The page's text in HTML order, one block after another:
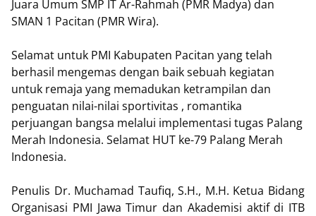
Juara Umum SMP IT Ar-Rahmah (PMR Madya) dan
SMAN 1 Pacitan (PMR Wira).
Selamat untuk PMI Kabupaten Pacitan yang telah
berhasil mengemas dengan baik sebuah kegiatan
untuk remaja yang memadukan ketrampilan dan
penguatan nilai-nilai sportivitas , romantika
perjuangan bangsa melalui implementasi tugas Palang
Merah Indonesia. Selamat HUT ke-79 Palang Merah
Indonesia.
Penulis Dr. Muchamad Taufiq, S.H., M.H. Ketua Bidang
Organisasi PMI Jawa Timur dan Akademisi aktif di ITB